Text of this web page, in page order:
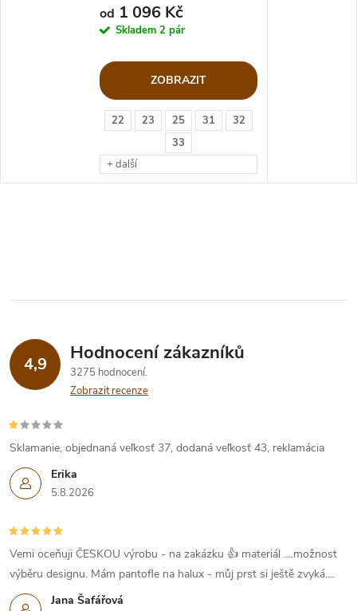
22 23 25 31
32
33
+ další
od 1 096 Kč
Skladem 2 pár
ZOBRAZIT
4,9 Hodnocení zákazníků
3275 hodnocení
Zobrazit recenze
Erika
5.8.2026
Sklamanie, objednaná veľkosť 37, dodaná veľkosť 43, reklamácia
Jana Šafářová
Vemi oceňuji ČESKOU výrobu - na zakázku 👍 materiál ....možnost
výběru designu. Mám pantofle na halux - můj prst si ještě zvyká....